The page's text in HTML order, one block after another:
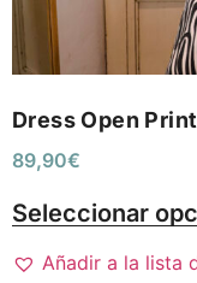
Dress Open Print
89,90€
Seleccionar
Añadir a la lista